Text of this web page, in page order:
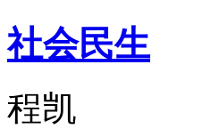
社会民生
程凯